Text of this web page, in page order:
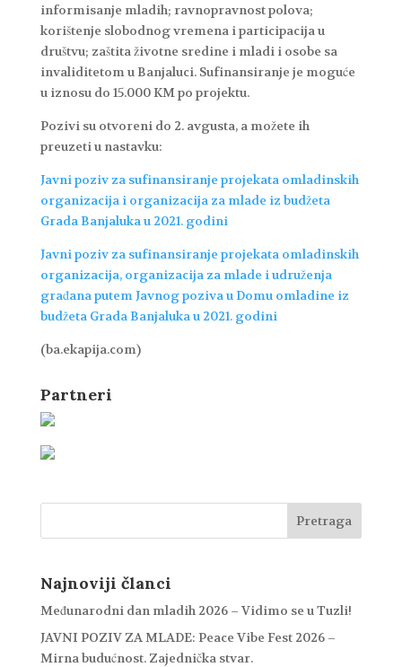
informisanje mladih; ravnopravnost polova;
korištenje slobodnog vremena i participacija u
društvu; zaštita životne sredine i mladi i osobe sa
invaliditetom u Banjaluci. Sufinansiranje je moguće
u iznosu do 15.000 KM po projektu.
Pozivi su otvoreni do 2. avgusta, a možete ih
preuzeti u nastavku:
Javni poziv za sufinansiranje projekata omladinskih
organizacija i organizacija za mlade iz budžeta
Grada Banjaluka u 2021. godini
Javni poziv za sufinansiranje projekata omladinskih
organizacija, organizacija za mlade i udruženja
građana putem Javnog poziva u Domu omladine iz
budžeta Grada Banjaluka u 2021. godini
(ba.ekapija.com)
Partneri
Najnoviji članci
Međunarodni dan mladih 2026 – Vidimo se u Tuzli!
JAVNI POZIV ZA MLADE: Peace Vibe Fest 2026 –
Mirna budućnost. Zajednička stvar.